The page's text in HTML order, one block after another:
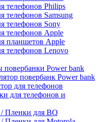
телефонов Philips
телефонов Samsung
телефонов Sony
телефонов Apple
планшетов Apple
телефонов Lenovo
Power bank
повербанк Power bank
для телефонов
для телефонов и
Пленки для BQ